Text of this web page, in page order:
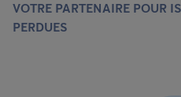
VOTRE PARTENAIRE POUR
PERDUES